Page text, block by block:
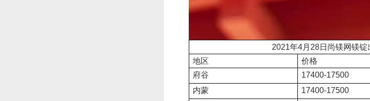
2021年4月 28日尚镁网镁锭
地区
价格
府谷
17400-17500
内蒙 17400-17500